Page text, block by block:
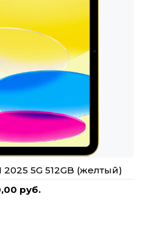
5G 512GB (желтый)
руб.